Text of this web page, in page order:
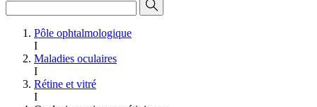
Pôle ophtalmologique
I
Maladies oculaires
I
Rétine et vitré
I